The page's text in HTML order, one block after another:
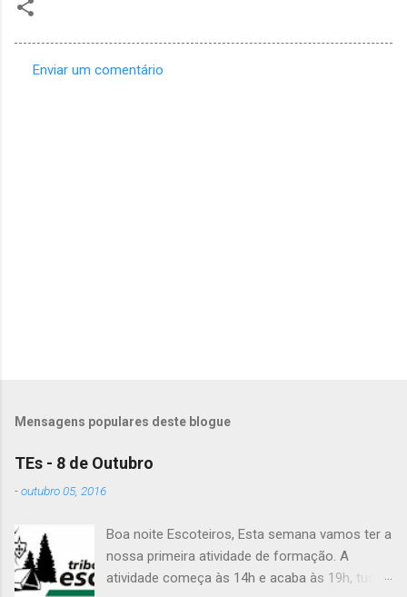
Enviar um comentário
Mensagens populares deste blogue
TEs - 8 de Outubro
-outubro 05, 2016
Boa noite Escoteiros, Esta semana vamos ter a
nossa primeira atividade de formação. A
atividade começa às 14h e acaba às 19h, tudo